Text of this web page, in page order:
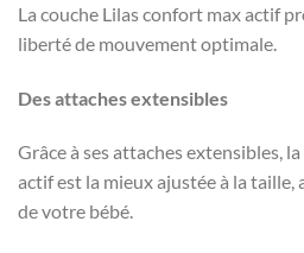
La couche Lilas confort max actif
liberté de mouvement optimale.
Des attaches extensibles
Grâce à ses attaches extensibles,
actif est la mieux ajustée à la taille,
de votre bébé.